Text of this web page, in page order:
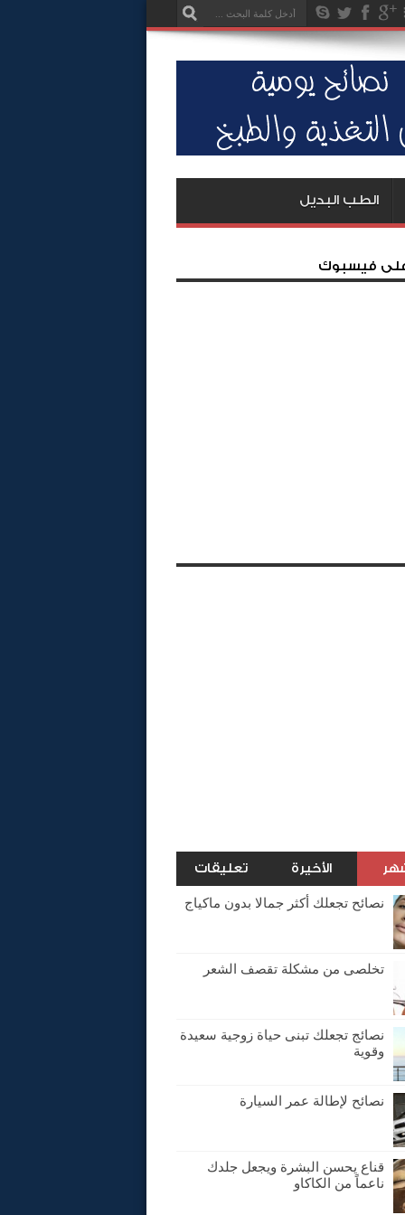
الطب البديل
على فيسبوك
الأخيرة تعليقات
نصائح تجعلك أكثر جمالا بدون ماكياج
تخلصى من مشكلة تقصف الشعر
نصائج تجعلك تبنى حياة زوجية سعيدة
وقوية
نصائح لإطالة عمر السيارة
قناع يحسن البشرة ويجعل جلدك
ناعماً من الكاكاو